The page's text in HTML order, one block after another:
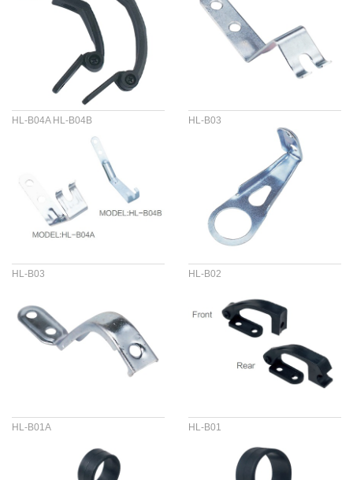
HL-B04A HL-B04B HL-B03
HL-B03 HL-B02
HL-B01A HL-B01